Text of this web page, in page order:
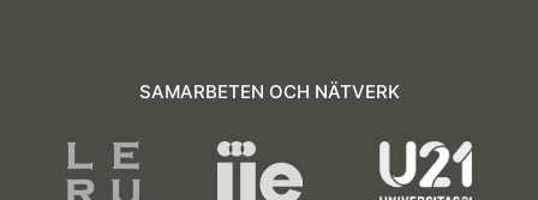
SAMARBETEN OCH NÄTVERK